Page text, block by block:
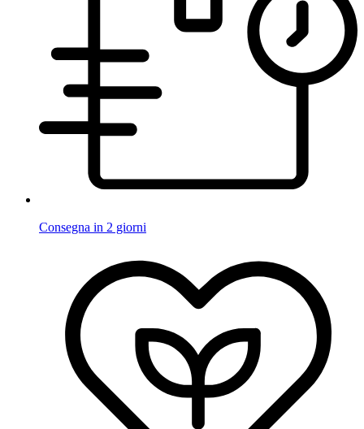
Consegna in 2 giorni